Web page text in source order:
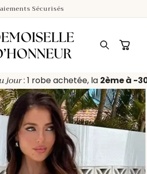
Sécurisés
Panier
jour: 1 robe achetée, la2ème à -